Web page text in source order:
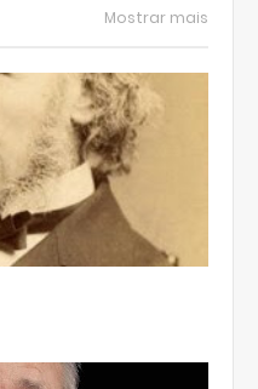
Mostrar mais